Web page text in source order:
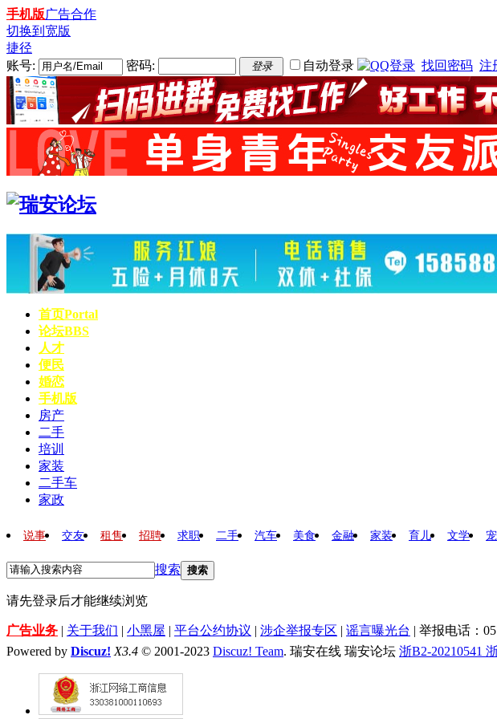
手机版广告合作
切换到宽版
捷径
账号:
密码: 登录 自动登录 找回密码 注
首页Portal
论坛BBS
人才
便民
婚恋
手机版
房产
二手
培训
家装
二手车
家政
说事 交友 租售 招聘 求职 二手 汽车 美食 金融 家装 育儿 文学
搜索 搜索
请先登录后才能继续浏览
广告业务 | 关于我们 | 小黑屋 | 平台公约协议 | 涉企举报专区 | 谣言曝光台 | 举报电话：
Powered by Discuz! X3.4 © 2001-2023 Discuz! Team. 瑞安在线 瑞安论坛 浙B2-20210541